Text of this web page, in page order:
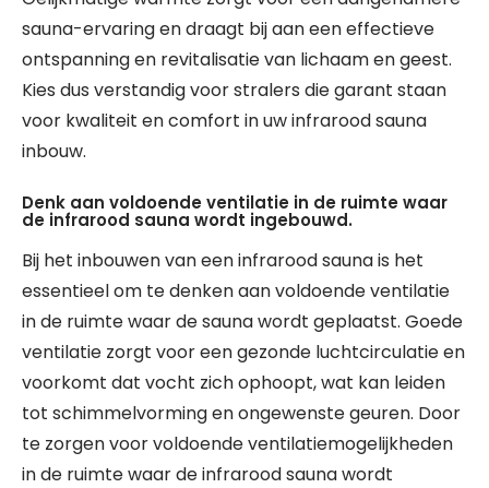
sauna-ervaring en draagt bij aan een effectieve
ontspanning en revitalisatie van lichaam en geest.
Kies dus verstandig voor stralers die garant staan
voor kwaliteit en comfort in uw infrarood sauna
inbouw.
Denk aan voldoende ventilatie in de ruimte waar
de infrarood sauna wordt ingebouwd.
Bij het inbouwen van een infrarood sauna is het
essentieel om te denken aan voldoende ventilatie
in de ruimte waar de sauna wordt geplaatst. Goede
ventilatie zorgt voor een gezonde luchtcirculatie en
voorkomt dat vocht zich ophoopt, wat kan leiden
tot schimmelvorming en ongewenste geuren. Door
te zorgen voor voldoende ventilatiemogelijkheden
in de ruimte waar de infrarood sauna wordt